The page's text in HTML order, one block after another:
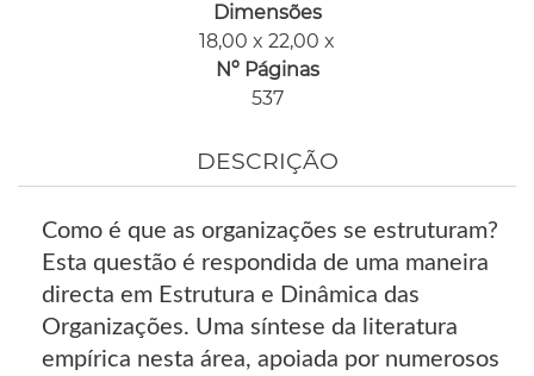
Dimensões
18,00 x 22,00 x
Nº Páginas
537
DESCRIÇÃO
Como é que as organizações se estruturam?
Esta questão é respondida de uma maneira
directa em Estrutura e Dinâmica das
Organizações. Uma síntese da literatura
empírica nesta área, apoiada por numerosos